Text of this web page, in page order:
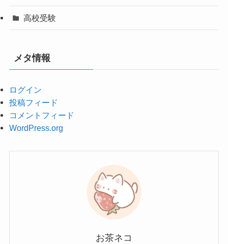
高校受験
メタ情報
ログイン
投稿フィード
コメントフィード
WordPress.org
お茶ネコ